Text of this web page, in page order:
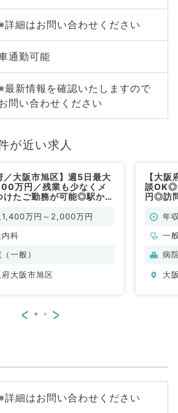
詳細はお問い合わせください
通勤可能
最新情報を確認いたしますので
問い合わせください
が近い求人
／大阪市旭区】週5日最大
万円／残業も少なくメ
けたご勤務が可能◎駅から
）
1,400万円～2,000万円
科
一般）
府大阪市旭区
【大
談OK◎
円◎訪
科／常
年
一
病
大
< >
詳細はお問い合わせください